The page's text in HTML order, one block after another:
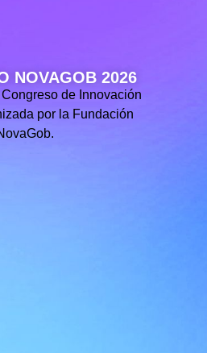
NOVAGOB 2026
de Innovación
por la Fundación